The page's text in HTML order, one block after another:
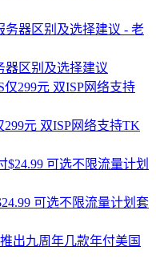
器区别及选择建议
299元 双ISP网络支持TK
可选不限流量计划套